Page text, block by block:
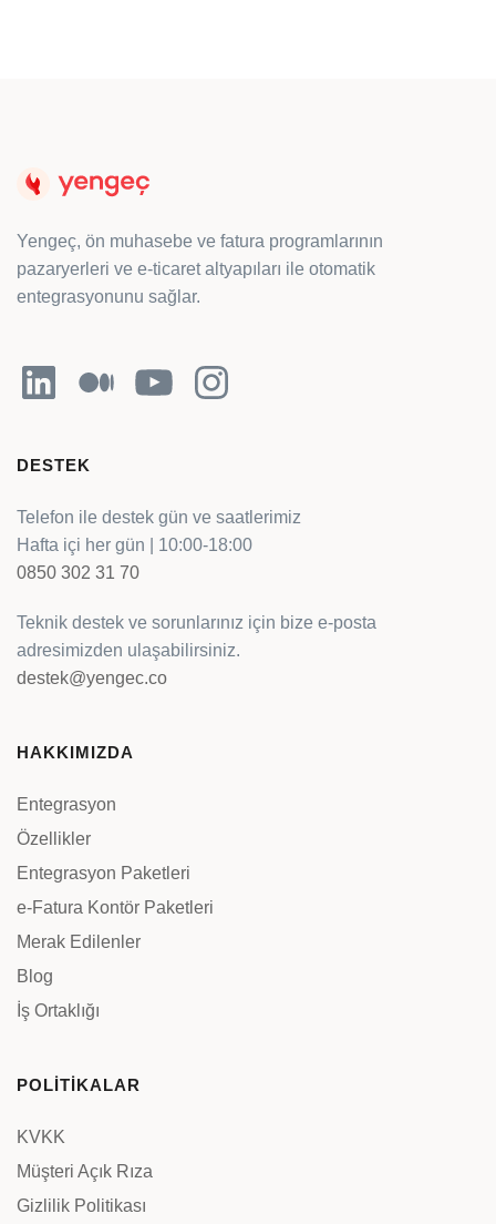
Yengeç, ön muhasebe ve fatura programlarının
pazaryerleri ve e-ticaret altyapıları ile otomatik
entegrasyonunu sağlar.
LinkedInOrta YouTubeInstagram
DESTEK
Telefon ile destek gün ve saatlerimiz
Hafta içi her gün | 10:00-18:00
0850 302 31 70
Teknik destek ve sorunlarınız için bize e-posta
adresimizden ulaşabilirsiniz.
destek@yengec.co
HAKKIMIZDA
Entegrasyon
Özellikler
Entegrasyon Paketleri
e-Fatura Kontör Paketleri
Merak Edilenler
Blog
İş Ortaklığı
POLİTİKALAR
KVKK
Müşteri Açık Rıza
Gizlilik Politikası